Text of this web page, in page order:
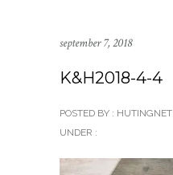
september 7, 2018
K&H2018-4-4
POSTED BY : HUTINGNET
UNDER :